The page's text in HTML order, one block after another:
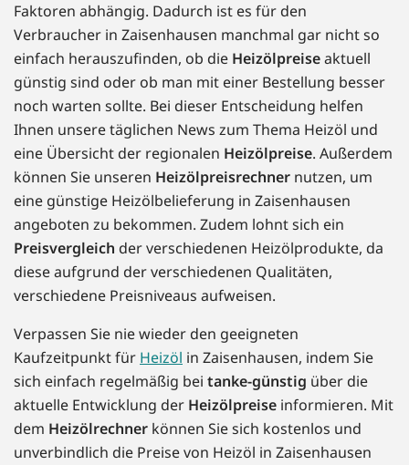
Faktoren abhängig. Dadurch ist es für den
Verbraucher in Zaisenhausen manchmal gar nicht so
einfach herauszufinden, ob die Heizölpreiseaktuell
günstig sind oder ob man mit einer Bestellung besser
noch warten sollte. Bei dieser Entscheidung helfen
Ihnen unsere täglichen News zum Thema Heizöl und
eine Übersicht der regionalen Heizölpreise. Außerdem
können Sie unseren Heizölpreisrechner nutzen, um
eine günstige Heizölbelieferung in Zaisenhausen
angeboten zu bekommen. Zudem lohnt sich ein
Preisvergleich der verschiedenen Heizölprodukte, da
diese aufgrund der verschiedenen Qualitäten,
verschiedene Preisniveaus aufweisen.
Verpassen Sie nie wieder den geeigneten
Kaufzeitpunkt für Heizöl in Zaisenhausen, indem Sie
sich einfach regelmäßig bei tanke-günstig über die
aktuelle Entwicklung der Heizölpreise informieren. Mit
dem Heizölrechner können Sie sich kostenlos und
unverbindlich die Preise von Heizöl in Zaisenhausen